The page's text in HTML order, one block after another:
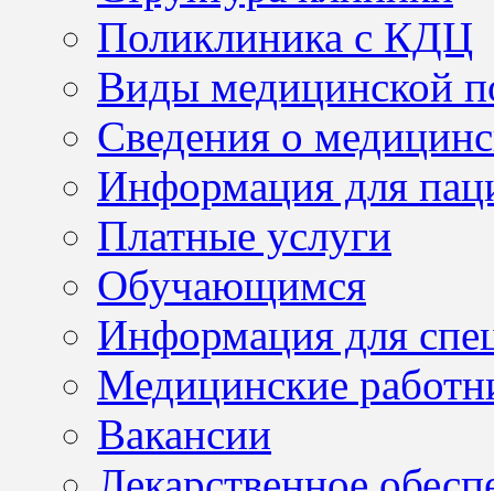
Поликлиника с КДЦ
Виды медицинской
Сведения о
Информация для
Платные услуги
Обучающимся
Информация для
Медицинские
Вакансии